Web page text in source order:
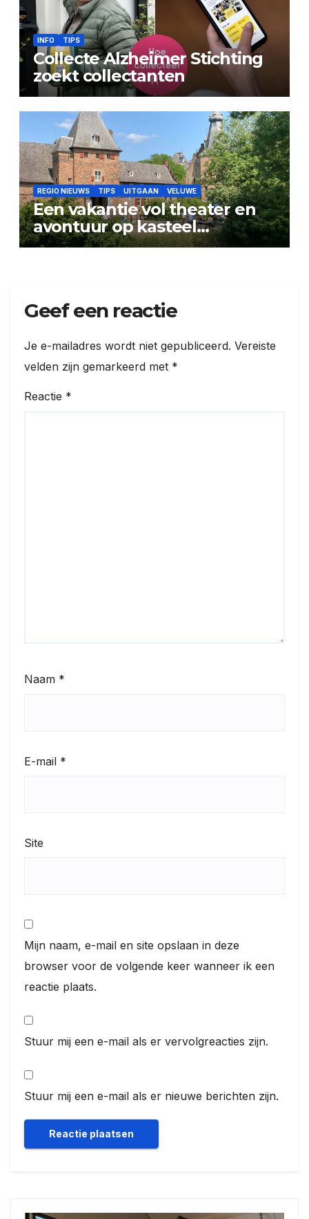
INFO TIPS
Collecte Alzheimer Stichting
zoekt collectanten
REGIO NIEUWS TIPS UITGAAN VELUWE
Een vakantie vol theater en
avontuur op kasteel
Doorwerth
Geef een reactie
Je e-mailadres wordt niet gepubliceerd. Vereiste
velden zijn gemarkeerd met *
Reactie *
Naam *
E-mail *
Site
Mijn naam, e-mail en site opslaan in deze
browser voor de volgende keer wanneer ik een
reactie plaats.
Stuur mij een e-mail als er vervolgreacties zijn.
Stuur mij een e-mail als er nieuwe berichten zijn.